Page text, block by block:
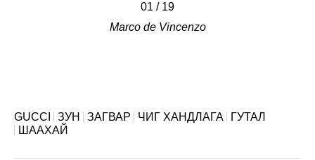
01 / 19
Marco de Vincenzo
GUCCI ЗУН ЗАГВАР ЧИГ ХАНДЛАГА
ГУТАЛ
ШААХАЙ